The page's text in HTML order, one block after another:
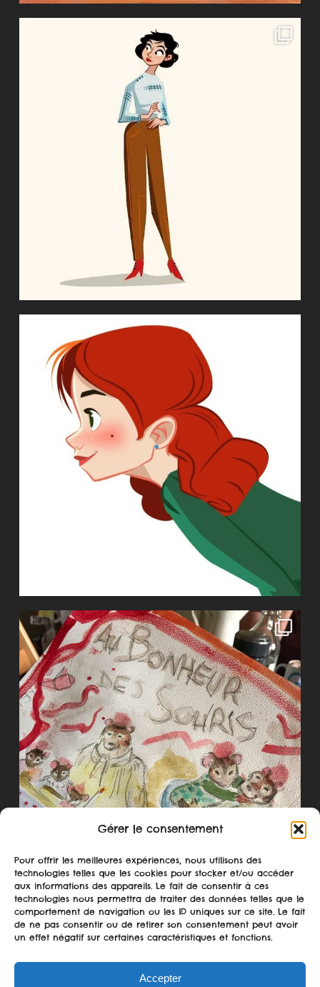
Gérer le consentement
Pour offrir les meilleures expériences, nous utilisons des
technologies telles que les cookies pour stocker et/ou accéder
aux informations des appareils. Le fait de consentir à ces
technologies nous permettra de traiter des données telles que le
comportement de navigation ou les ID uniques sur ce site. Le fait
de ne pas consentir ou de retirer son consentement peut avoir
un effet négatif sur certaines caractéristiques et fonctions.
Accepter
Suivre sur Instagram